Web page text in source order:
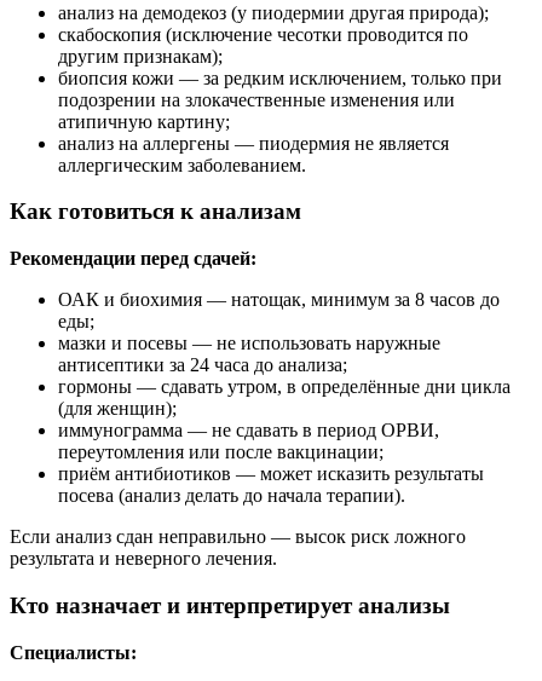
анализ на демодекоз (у пиодермии другая природа);
скабоскопия (исключение чесотки проводится по
другим признакам);
биопсия кожи — за редким исключением, только при
подозрении на злокачественные изменения или
атипичную картину;
анализ на аллергены — пиодермия не является
аллергическим заболеванием.
Как готовиться к анализам
Рекомендации перед сдачей:
ОАК и биохимия — натощак, минимум за 8 часов до
еды;
мазки и посевы — не использовать наружные
антисептики за 24 часа до анализа;
гормоны — сдавать утром, в определённые дни цикла
(для женщин);
иммунограмма — не сдавать в период ОРВИ,
переутомления или после вакцинации;
приём антибиотиков — может исказить результаты
посева (анализ делать до начала терапии).
Если анализ сдан неправильно — высок риск ложного
результата и неверного лечения.
Кто назначает и интерпретирует анализы
Специалисты: